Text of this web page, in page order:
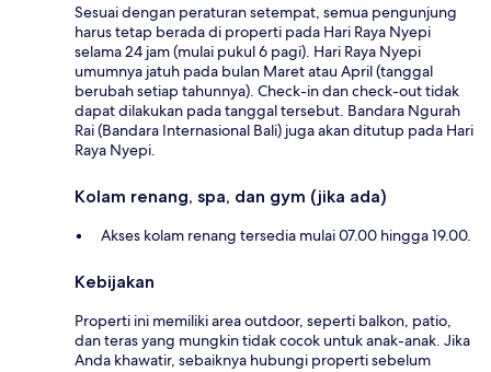
Sesuai dengan peraturan setempat, semua pengunjung
harus tetap berada di properti pada Hari Raya Nyepi
selama 24 jam (mulai pukul 6 pagi). Hari Raya Nyepi
umumnya jatuh pada bulan Maret atau April (tanggal
berubah setiap tahunnya). Check-in dan check-out tidak
dapat dilakukan pada tanggal tersebut. Bandara Ngurah
Rai (Bandara Internasional Bali) juga akan ditutup pada Hari
Raya Nyepi.
Kolam renang, spa, dan gym (jika ada)
Akses kolam renang tersedia mulai 07.00 hingga 19.00.
Kebijakan
Properti ini memiliki area outdoor, seperti balkon, patio,
dan teras yang mungkin tidak cocok untuk anak-anak. Jika
Anda khawatir, sebaiknya hubungi properti sebelum